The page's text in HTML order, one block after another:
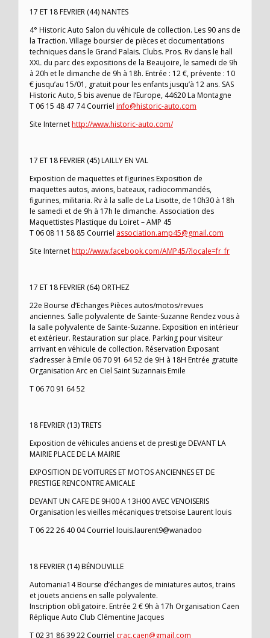
17 ET 18 FEVRIER (44) NANTES
4° Historic Auto Salon du véhicule de collection. Les 90 ans de
la Traction. Village boursier de pièces et documentations
techniques dans le Grand Palais. Clubs. Pros. Rv dans le hall
XXL du parc des expositions de la Beaujoire, le samedi de 9h
à 20h et le dimanche de 9h à 18h. Entrée : 12 €, prévente : 10
€ jusqu’au 15/01, gratuit pour les enfants jusqu’à 12 ans. SAS
Historic Auto, 5 bis avenue de l’Europe, 44620 La Montagne
T 06 15 48 47 74 Courriel info@historic-auto.com
Site Internethttp://www.historic-auto.com/
17 ET 18 FEVRIER (45) LAILLY EN VAL
Exposition de maquettes et figurines Exposition de
maquettes autos, avions, bateaux, radiocommandés,
figurines, militaria. Rv à la salle de La Lisotte, de 10h30 à 18h
le samedi et de 9h à 17h le dimanche. Association des
Maquettistes Plastique du Loiret – AMP 45
T 06 08 11 58 85 Courriel association.amp45@gmail.com
Site Internethttp://www.facebook.com/AMP45/?locale=fr_fr
17 ET 18 FEVRIER (64) ORTHEZ
22e Bourse d’Echanges Pièces autos/motos/revues
anciennes. Salle polyvalente de Sainte-Suzanne Rendez vous à
la salle polyvalente de Sainte-Suzanne. Exposition en intérieur
et extérieur. Restauration sur place. Parking pour visiteur
arrivant en véhicule de collection. Réservation Exposant
s’adresser à Emile 06 70 91 64 52 de 9H à 18H Entrée gratuite
Organisation Arc en Ciel Saint Suzannais Emile
T 06 70 91 64 52
18 FEVRIER (13) TRETS
Exposition de véhicules anciens et de prestige DEVANT LA
MAIRIE PLACE DE LA MAIRIE
EXPOSITION DE VOITURES ET MOTOS ANCIENNES ET DE
PRESTIGE RENCONTRE AMICALE
DEVANT UN CAFE DE 9H00 A 13H00 AVEC VENOISERIS
Organisation les vieilles mécaniques tretsoise Laurent louis
T 06 22 26 40 04 Courriel louis.laurent9@wanadoo
18 FEVRIER (14) BÉNOUVILLE
Automania14 Bourse d’échanges de miniatures autos, trains
et jouets anciens en salle polyvalente.
Inscription obligatoire. Entrée 2 € 9h à 17h Organisation Caen
Réplique Auto Club Clémentine Jacques
T 02 31 86 39 22 Courriel crac.caen@gmail.com